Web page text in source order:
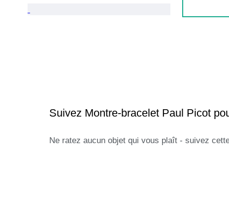
Suivez Montre-bracelet Paul Picot
Ne ratez aucun objet qui vous plaît - suivez